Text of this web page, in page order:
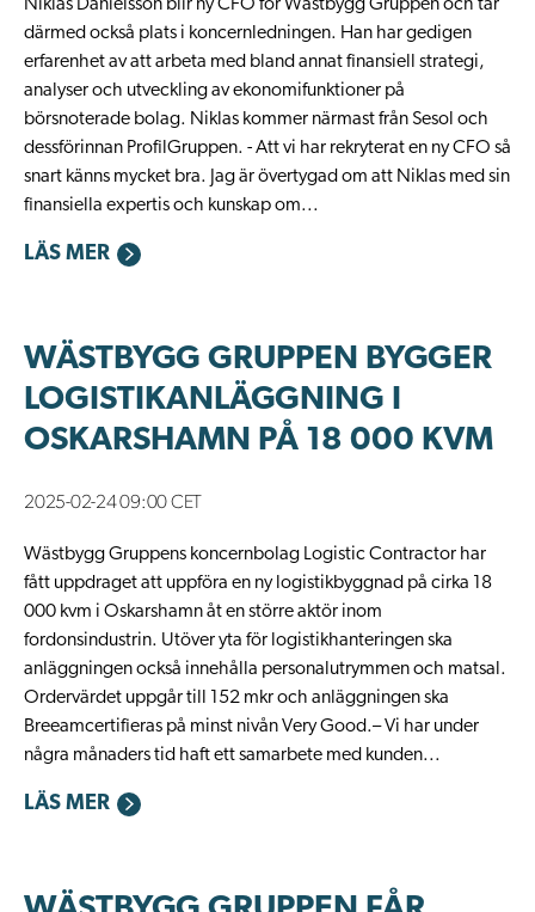
Niklas Danielsson blir ny CFO för Wästbygg Gruppen och tar
därmed också plats i koncernledningen. Han har gedigen
erfarenhet av att arbeta med bland annat finansiell strategi,
analyser och utveckling av ekonomifunktioner på
börsnoterade bolag. Niklas kommer närmast från Sesol och
dessförinnan ProfilGruppen. - Att vi har rekryterat en ny CFO så
snart känns mycket bra. Jag är övertygad om att Niklas med sin
finansiella expertis och kunskap om...
LÄS MER
WÄSTBYGG GRUPPEN BYGGER
LOGISTIKANLÄGGNING I
OSKARSHAMN PÅ 18 000 KVM
2025-02-24 09:00 CET
Wästbygg Gruppens koncernbolag Logistic Contractor har
fått uppdraget att uppföra en ny logistikbyggnad på cirka 18
000 kvm i Oskarshamn åt en större aktör inom
fordonsindustrin. Utöver yta för logistikhanteringen ska
anläggningen också innehålla personalutrymmen och matsal.
Ordervärdet uppgår till 152 mkr och anläggningen ska
Breeamcertifieras på minst nivån Very Good.– Vi har under
några månaders tid haft ett samarbete med kunden...
LÄS MER